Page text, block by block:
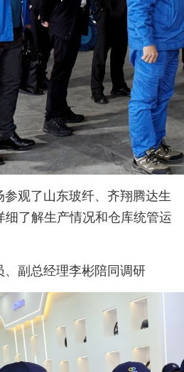
观了山东玻纤、齐翔腾达生
细了解生产情况和仓库统管运
、副总经理李彬陪同调研